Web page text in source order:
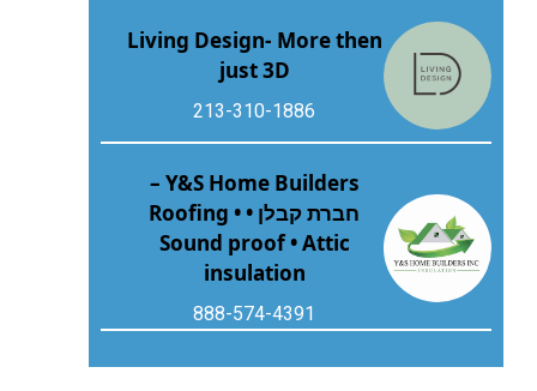
Living Design- More then
just 3D
213-310-1886
Y&S Home Builders –
חברת קבלן • Roofing •
Sound proof • Attic
insulation
888-574-4391